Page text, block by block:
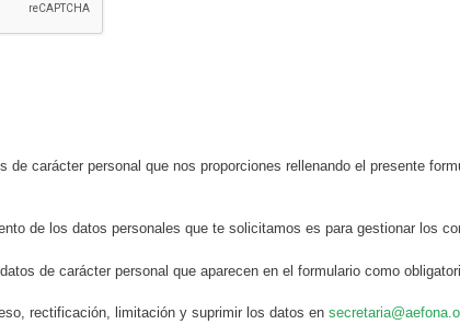
de carácter personal que nos proporciones rellenando el presente
de los datos personales que te solicitamos es para gestionar los
de carácter personal que aparecen en el formulario como
rectificación, limitación y suprimir los datos en